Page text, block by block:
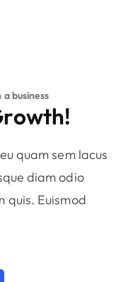
business
quam sem lacus
diam odio
quis. Euismod